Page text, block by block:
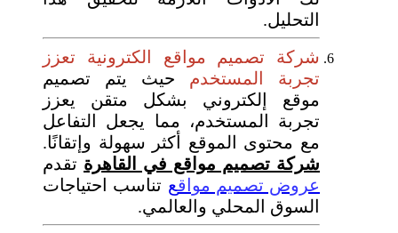
التحليل.
شركة تصميم مواقع الكترونية تعزز
تجربة المستخدم حيث يتم تصميم
موقع إلكتروني بشكل متقن يعزز
تجربة المستخدم، مما يجعل التفاعل
مع محتوى الموقع أكثر سهولة وإتقانًا.
شركة تصميم مواقع في القاهرة تقدم
عروض تصميم مواقع تناسب احتياجات
السوق المحلي والعالمي.